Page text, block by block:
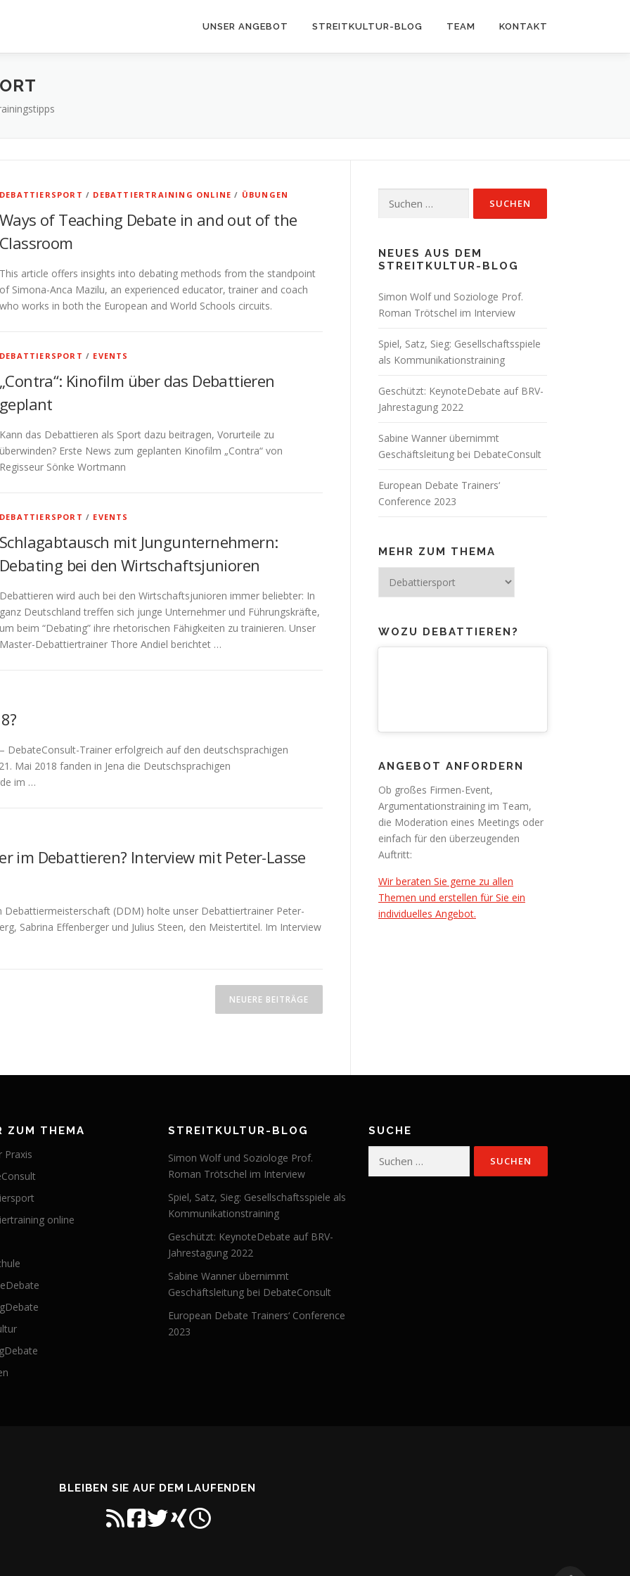
UNSER ANGEBOT STREITKULTUR-BLOG TEAM KONTAKT
DEBATTIERSPORT / DEBATTIERTRAINING ONLINE / ÜBUNGEN
Ways of Teaching Debate in and out of the
Classroom
This article offers insights into debating methods from the standpoint
of Simona-Anca Mazilu, an experienced educator, trainer and coach
who works in both the European and World Schools circuits.
DEBATTIERSPORT / EVENTS
„Contra“: Kinofilm über das Debattieren
geplant
Kann das Debattieren als Sport dazu beitragen, Vorurteile zu
überwinden? Erste News zum geplanten Kinofilm „Contra“ von
Regisseur Sönke Wortmann
DEBATTIERSPORT / EVENTS
Schlagabtausch mit Jungunternehmern:
Debating bei den Wirtschaftsjunioren
Debattieren wird auch bei den Wirtschaftsjunioren immer beliebter: In
ganz Deutschland treffen sich junge Unternehmer und Führungskräfte,
um beim “Debating” ihre rhetorischen Fähigkeiten zu trainieren. Unser
Master-Debattiertrainer Thore Andiel berichtet …
DebateConsult-Trainer erfolgreich auf den deutschsprachigen
Mai 2018 fanden in Jena die Deutschsprachigen
im …
im Debattieren? Interview mit Peter-Lasse
Debattiermeisterschaft (DDM) holte unser Debattiertrainer Peter-
Sabrina Effenberger und Julius Steen, den Meistertitel. Im Interview
NEUERE BEITRÄGE
nach:
NEUES AUS DEM
STREITKULTUR-BLOG
Simon Wolf und Soziologe Prof.
Roman Trötschel im Interview
Spiel, Satz, Sieg: Gesellschaftsspiele
als Kommunikationstraining
Geschützt: KeynoteDebate auf BRV-
Jahrestagung 2022
Sabine Wanner übernimmt
Geschäftsleitung bei DebateConsult
European Debate Trainers‘
Conference 2023
MEHR ZUM THEMA
zum
WOZU DEBATTIEREN?
ANGEBOT ANFORDERN
Ob großes Firmen-Event,
Argumentationstraining im Team,
die Moderation eines Meetings oder
einfach für den überzeugenden
Auftritt:
Wir beraten Sie gerne zu allen
Themen und erstellen für Sie ein
individuelles Angebot.
ZUM THEMA
Praxis
online
STREITKULTUR-BLOG
Simon Wolf und Soziologe Prof.
Roman Trötschel im Interview
Spiel, Satz, Sieg: Gesellschaftsspiele als
Kommunikationstraining
Geschützt: KeynoteDebate auf BRV-
Jahrestagung 2022
Sabine Wanner übernimmt
Geschäftsleitung bei DebateConsult
European Debate Trainers‘ Conference
2023
SUCHE
nach:
BLEIBEN SIE AUF DEM LAUFENDEN